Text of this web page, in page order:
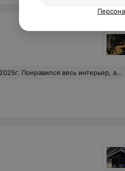
с клиентами. Александра- настоящее украшение Вашего заведения. Спасибо огромное Александре и руководству кафе говорят ветераны-педагоги, члены совета ветеранов Ленинского района. Процветания Вам, здоровья, во всём удачи!